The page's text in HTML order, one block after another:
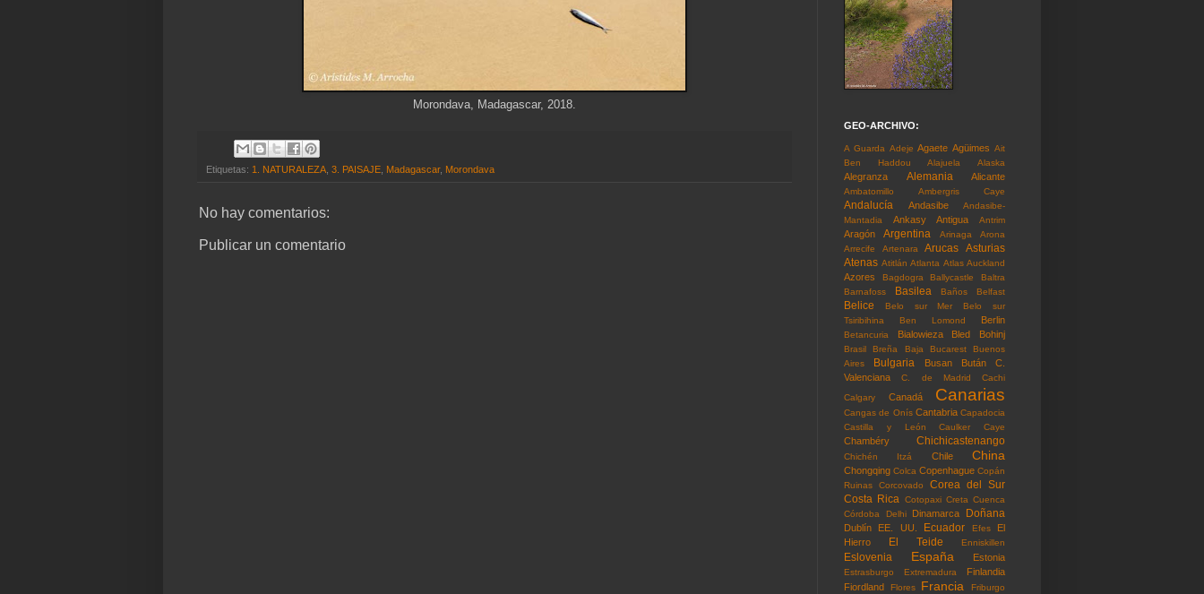
Morondava, Madagascar, 2018.
Etiquetas: 1. NATURALEZA 3. PAISAJE Madagascar, Morondava
No hay comentarios:
Publicar un comentario
GEO-ARCHIVO:
A Guarda Adeje Agaete Agüimes Ait
Ben Haddou
Alajuela Alaska
Alegranza Alemania Alicante
Ambatomillo Ambergris Caye
Andalucía Andasibe
Andasibe-
Mantadia
Ankasy Antigua Antrim
Aragón Argentina Arinaga
Arona
Arrecife
Artenara Arucas Asturias
Atenas Atitlán Atlanta Atlas Auckland
Azores Bagdogra Ballycastle
Baltra
Barnafoss
Basilea Baños Belfast
Belice Belo sur Mer
Belo sur
Tsiribihina
Ben Lomond Berlin
Betancuria Bialowieza Bled Bohinj
Brasil Breña Baja Bucarest
Buenos
Aires
Bulgaria Busan Bután
C.
Valenciana
C. de Madrid
Cachi
Calgary
Canadá Canarias
Cangas de Onís Cantabria Capadocia
Castilla y León
Caulker Caye
Chambéry Chichicastenango
Chichén Itzá Chile China
Chongqing Colca Copenhague Copán
Ruinas
Corcovado
Corea del Sur
Costa Rica
Cotopaxi Creta Cuenca
Córdoba
Delhi Dinamarca Doñana
Dublín EE. UU. Ecuador Efes
El
Hierro
El Teide Enniskillen
Eslovenia España Estonia
Estrasburgo Extremadura
Finlandia
Fiordland
Flores Francia Friburgo